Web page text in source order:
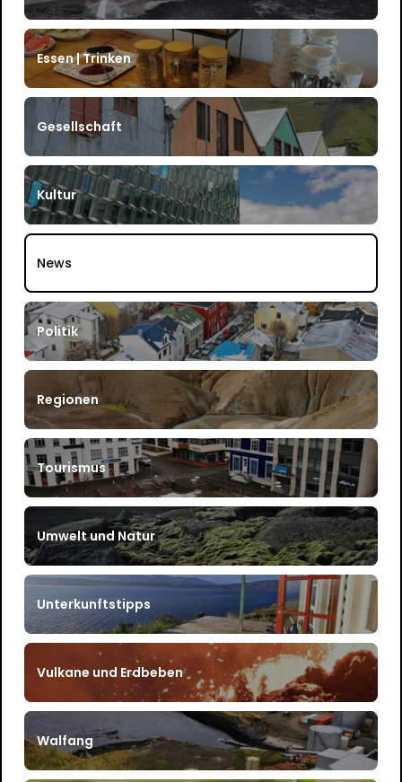
Essen | Trinken
Gesellschaft
Kultur
News
Politik
Regionen
Tourismus
Umwelt und Natur
Unterkunftstipps
Vulkane und Erdbeben
Walfang